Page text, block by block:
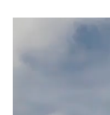
Reproductor
vídeo